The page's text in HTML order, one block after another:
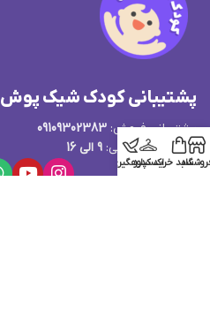
پشتیبانی کودک شیک پوش
پشتیبانی فروش: 09109302383
ساعت پاسخگویی: 9 الی 16
سبد خریداکسپلور
کدرهگیری